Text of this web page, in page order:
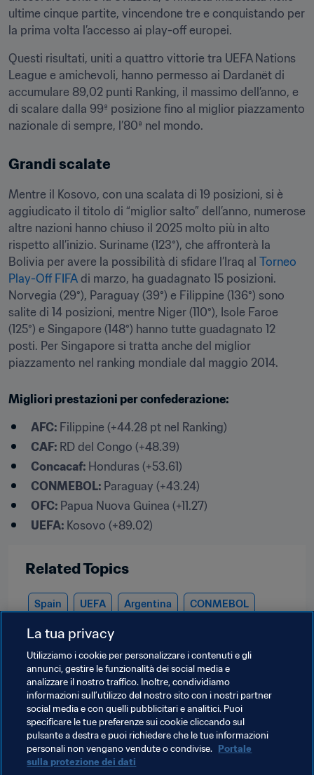
ultime cinque partite, vincendone tre e conquistando per
la prima volta l’accesso ai play-off europei.
Questi risultati, uniti a quattro vittorie tra UEFA Nations
League e amichevoli, hanno permesso ai Dardanët di
accumulare 89,02 punti Ranking, il massimo dell’anno, e
di scalare dalla 99ª posizione fino al miglior piazzamento
nazionale di sempre, l’80ª nel mondo.
Grandi scalate
Mentre il Kosovo, con una scalata di 19 posizioni, si è
aggiudicato il titolo di “miglior salto” dell’anno, numerose
altre nazioni hanno chiuso il 2025 molto più in alto
rispetto all’inizio. Suriname (123°), che affronterà la
Bolivia per avere la possibilità di sfidare l’Iraq al Torneo
Play-Off FIFA di marzo, ha guadagnato 15 posizioni.
Norvegia (29°), Paraguay (39°) e Filippine (136°) sono
salite di 14 posizioni, mentre Niger (110°), Isole Faroe
(125°) e Singapore (148°) hanno tutte guadagnato 12
posti. Per Singapore si tratta anche del miglior
piazzamento nel ranking mondiale dal maggio 2014.
Migliori prestazioni per confederazione:
AFC: Filippine (+44.28 pt nel Ranking)
CAF: RD del Congo (+48.39)
Concacaf: Honduras (+53.61)
CONMEBOL: Paraguay (+43.24)
OFC: Papua Nuova Guinea (+11.27)
UEFA: Kosovo (+89.02)
Related Topics
Spain UEFA Argentina CONMEBOL
France England
Netherlands Belgium Germany Croatia
Morocco CAF Jordan Vietnam
Singapore Kosovo Norway Suriname
CONCACAF
La tua privacy
Utilizziamo i cookie per personalizzare i contenuti e gli
annunci, gestire le funzionalità dei social media e
analizzare il nostro traffico. Inoltre, condividiamo
informazioni sull’utilizzo del nostro sito con i nostri partner
social media e con quelli pubblicitari e analitici. Puoi
specificare le tue preferenze sui cookie cliccando sul
pulsante a destra e puoi richiedere che le tue informazioni
personali non vengano vendute o condivise. Portale
sulla protezione dei dati